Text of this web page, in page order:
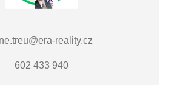
reality.cz
602 433 940